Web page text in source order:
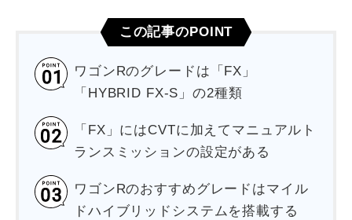
この記事のPOINT
ワゴンRのグレードは「FX」
「HYBRID FX-S」の2種類
「FX」にはCVTに加えてマニュアルト
ランスミッションの設定がある
ワゴンRのおすすめグレードはマイル
ドハイブリッドシステムを搭載する